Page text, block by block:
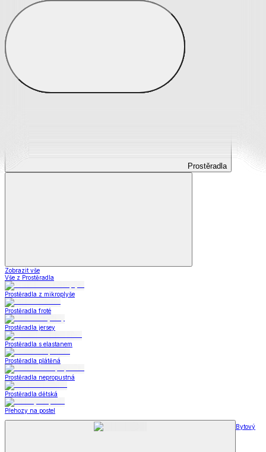
Prostěradla
Prostěradla
Zobrazit vše
Vše z Prostěradla
Prostěradla z mikroplyše
Prostěradla froté
Prostěradla jersey
Prostěradla s elastanem
Prostěradla plátěná
Prostěradla nepropustná
Prostěradla dětská
Přehozy na postel
Bytový